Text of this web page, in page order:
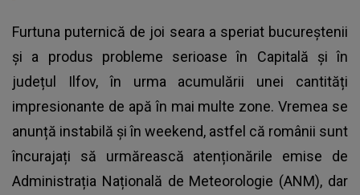
Furtuna puternică de joi seara a speriat bucureștenii
și a produs probleme serioase în Capitală și în
județul Ilfov, în urma acumulării unei cantități
impresionante de apă în mai multe zone. Vremea se
anunță instabilă și în weekend, astfel că românii sunt
încurajați să urmărească atenționările emise de
Administrația Națională de Meteorologie (ANM), dar